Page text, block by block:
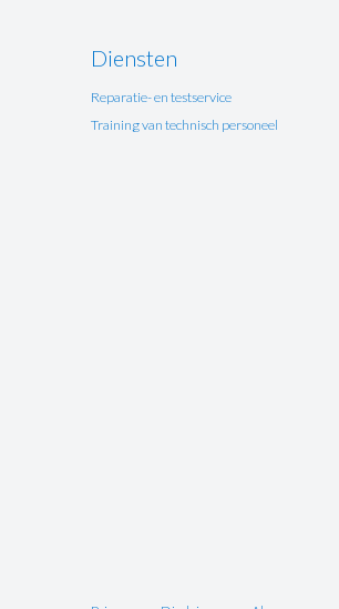
Diensten
Reparatie- en testservice
Training van technisch personeel